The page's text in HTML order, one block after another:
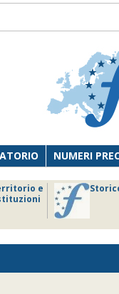
NUMERI
e